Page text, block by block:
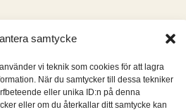
samtycke
vi teknik som cookies för att lagra
När du samtycker till dessa tekniker
eller unika ID:n på denna
eller om du återkallar ditt samtycke kan